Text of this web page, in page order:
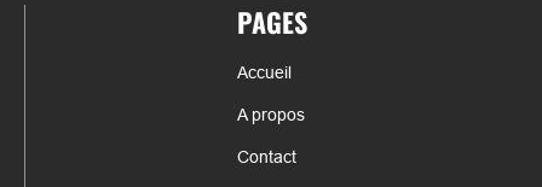
PAGES
Accueil
A propos
Contact